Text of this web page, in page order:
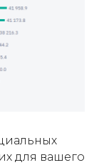
для вашего